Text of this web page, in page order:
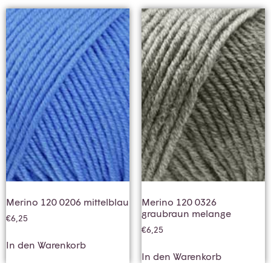
Merino 120 0206 mittelblau
€6,25
In den Warenkorb
Merino 120 0326
graubraun melange
€6,25
In den Warenkorb